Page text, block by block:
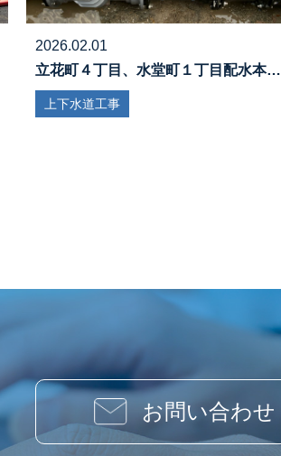
2026.02.01
立花町４丁目、水堂町１丁目配水本…
上下水道工事
お問い合わせ